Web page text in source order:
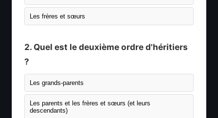
Les frères et sœurs
2. Quel est le deuxième ordre d'héritiers
?
Les grands-parents
Les parents et les frères et sœurs (et leurs
descendants)